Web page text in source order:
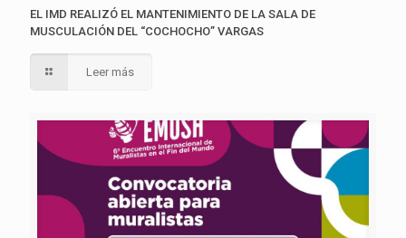
EL IMD REALIZÓ EL MANTENIMIENTO DE LA SALA DE
MUSCULACIÓN DEL “COCHOCHO” VARGAS
Leer más